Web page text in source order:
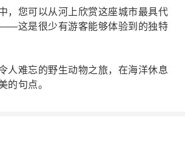
，您可以从河上欣赏这座城市最具代
这是很少有游客能够体验到的独特
人难忘的野生动物之旅，在海洋休息
的句点。